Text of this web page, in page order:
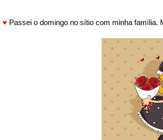
♥ Passei o domingo no sítio com minha família.